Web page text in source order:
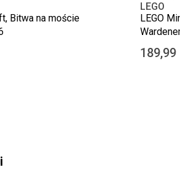
Bitwa na moście
LEGO
LEGO
189,99